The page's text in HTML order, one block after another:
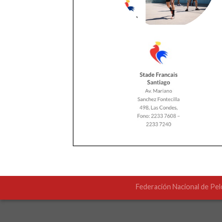
Federación Nacional de